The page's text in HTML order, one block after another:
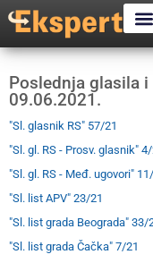
Poslednja glasila
09.06.2021.
"Sl. glasnik RS" 57/21
"Sl. gl. RS - Prosv. glasnik" 4/
"Sl. gl. RS - Međ. ugovori"
"Sl. list APV" 23/21
"Sl. list grada Beograda" 33/
"Sl. list grada Čačka" 7/21